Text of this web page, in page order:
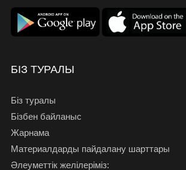
БІЗ ТУРАЛЫ
Біз туралы
Бізбен байланыс
Жарнама
Материалдарды пайдалану шарттары
Әлеуметтік желілеріміз: